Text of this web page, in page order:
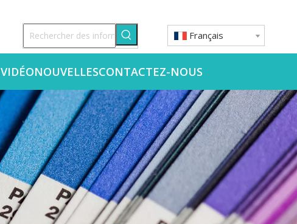
Français
VIDÉONOUVELLESCONTACTEZ-NOUS